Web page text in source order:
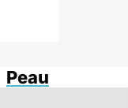
Peau